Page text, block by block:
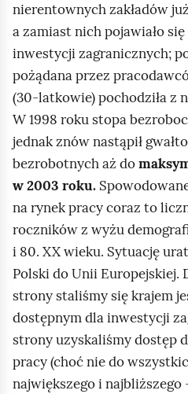
nierentownych zakładów
a zamiast nich pojawiało
inwestycji zagranicznych;
pożądana przez
(30‑latkowie) pochodziła z
W 1998 roku stopa
jednak znów nastąpił
bezrobotnych aż do
w 2003 roku.
na rynek pracy coraz to
roczników z wyżu
i 80. XX wieku. Sytuację
Polski do Unii Europejskiej.
strony staliśmy się krajem
dostępnym dla inwestycji
strony uzyskaliśmy dostęp
pracy (choć nie do
największego i